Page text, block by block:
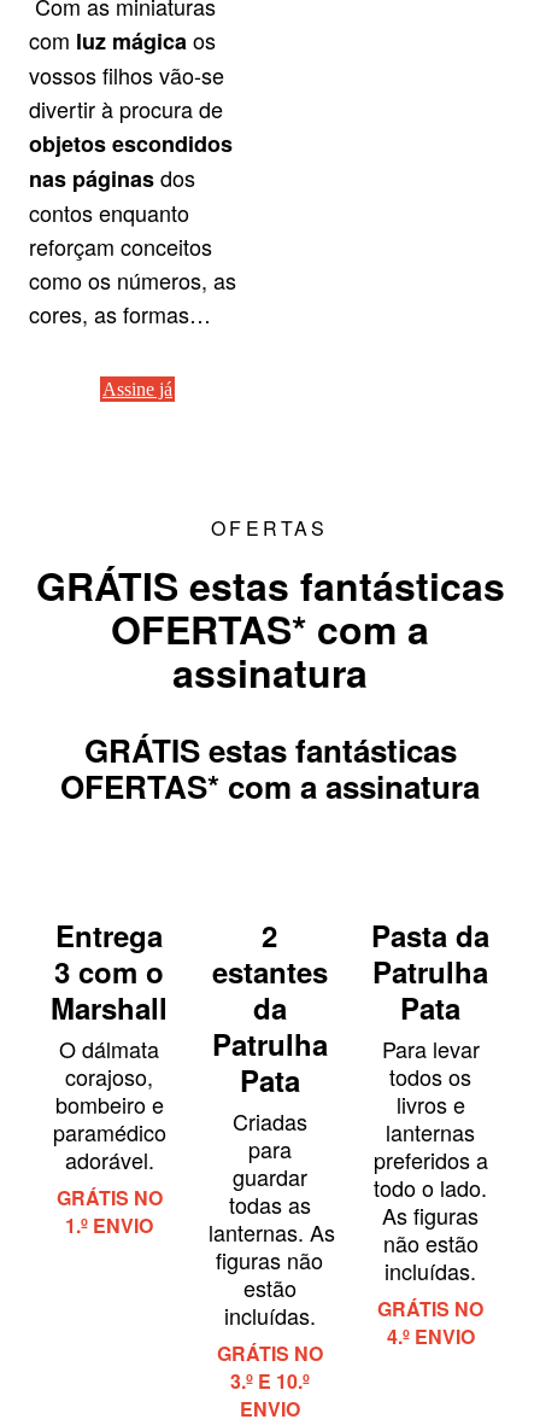
com luz mágicaos
vossos filhos vão-se
divertir à procura de
objetos escondidos
nas páginasdos
contos enquanto
reforçam conceitos
como os números, as
cores, as formas…
Assine já
OFERTAS
GRÁTIS estas fantásticas
OFERTAS* com a
assinatura
GRÁTIS estas fantásticas
OFERTAS* com a assinatura
Entrega
3 com o
Marshall
O dálmata
corajoso,
bombeiro e
paramédico
adorável.
GRÁTIS NO
1.º ENVIO
2
estantes
da
Patrulha
Pata
Criadas
para
guardar
todas as
lanternas. As
figuras não
estão
incluídas.
GRÁTIS NO
3.º E 10.º
ENVIO
Pasta da
Patrulha
Pata
Para levar
todos os
livros e
lanternas
preferidos a
todo o lado.
As figuras
não estão
incluídas.
GRÁTIS NO
4.º ENVIO